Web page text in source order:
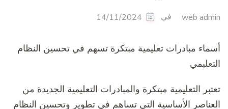
web admin في 14/11/2024
أسماء مبادرات تعليمية مبتكرة تسهم في تحسين النظام
التعليمي
تعتبر التعليمية مبتكرة والمبادرات التعليمية الجديدة من
العناصر الأساسية التي تساهم في تطوير وتحسين النظام